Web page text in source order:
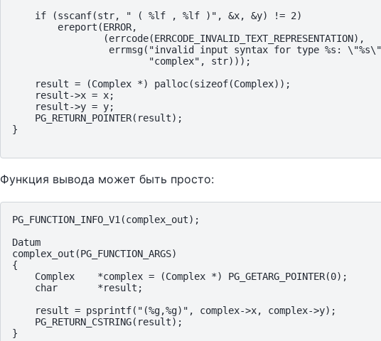
    if (sscanf(str, " ( %lf , %lf )", &x, &y) != 2)
        ereport(ERROR,
                (errcode(ERRCODE_INVALID_TEXT_REPRESENTATION),
errmsg("invalid input syntax for type %s:
                        "complex", str)));
    result = (Complex *) palloc(sizeof(Complex));
    result->x = x;
    result->y = y;
    PG_RETURN_POINTER(result);
}
Функция вывода может быть просто:
PG_FUNCTION_INFO_V1(complex_out);
Datum
complex_out(PG_FUNCTION_ARGS)
{
    Complex    *complex = (Complex *) PG_GETARG_POINTER(0);
    char       *result;
    result = psprintf("(%g,%g)", complex->x, complex->y);
    PG_RETURN_CSTRING(result);
}